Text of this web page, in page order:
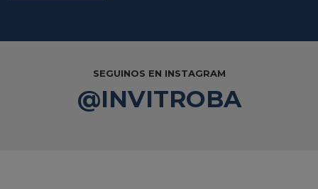
SEGUINOS EN INSTAGRAM
@INVITROBA